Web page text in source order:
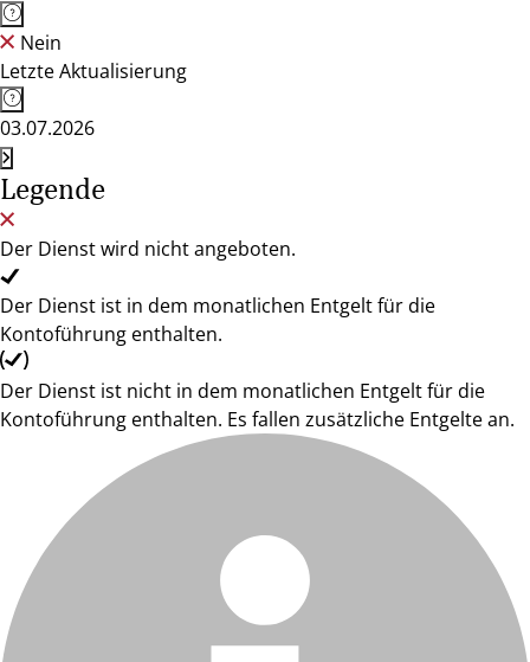
Nein
Letzte Aktualisierung
03.07.2026
Legende
Der Dienst wird nicht angeboten.
Der Dienst ist in dem monatlichen Entgelt für die
Kontoführung enthalten.
Der Dienst ist nicht in dem monatlichen Entgelt für die
Kontoführung enthalten. Es fallen zusätzliche Entgelte an.